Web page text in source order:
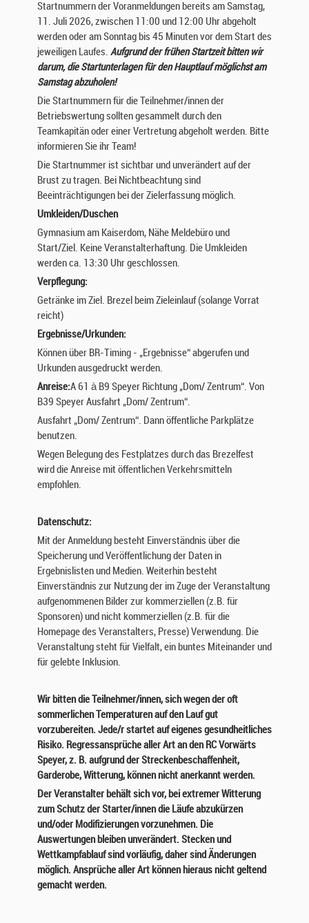
Startnummern der Voranmeldungen bereits am Samstag,
11. Juli 2026, zwischen 11:00 und 12:00 Uhr abgeholt
werden oder am Sonntag bis 45 Minuten vor dem Start des
jeweiligen Laufes. Aufgrund der frühen Startzeit bitten wir
darum, die Startunterlagen für den Hauptlauf möglichst am
Samstag abzuholen!
Die Startnummern für die Teilnehmer/innen der
Betriebswertung sollten gesammelt durch den
Teamkapitän oder einer Vertretung abgeholt werden. Bitte
informieren Sie ihr Team!
Die Startnummer ist sichtbar und unverändert auf der
Brust zu tragen. Bei Nichtbeachtung sind
Beeinträchtigungen bei der Zielerfassung möglich.
Umkleiden/Duschen
Gymnasium am Kaiserdom, Nähe Meldebüro und
Start/Ziel. Keine Veranstalterhaftung. Die Umkleiden
werden ca. 13:30 Uhr geschlossen.
Verpflegung:
Getränke im Ziel. Brezel beim Zieleinlauf (solange Vorrat
reicht)
Ergebnisse/Urkunden:
Können über BR-Timing - „Ergebnisse“ abgerufen und
Urkunden ausgedruckt werden.
Anreise:A 61 à B9 Speyer Richtung „Dom/ Zentrum“. Von
B39 Speyer Ausfahrt „Dom/ Zentrum“.
Ausfahrt „Dom/ Zentrum“. Dann öffentliche Parkplätze
benutzen.
Wegen Belegung des Festplatzes durch das Brezelfest
wird die Anreise mit öffentlichen Verkehrsmitteln
empfohlen.
Datenschutz:
Mit der Anmeldung besteht Einverständnis über die
Speicherung und Veröffentlichung der Daten in
Ergebnislisten und Medien. Weiterhin besteht
Einverständnis zur Nutzung der im Zuge der Veranstaltung
aufgenommenen Bilder zur kommerziellen (z.B. für
Sponsoren) und nicht kommerziellen (z.B. für die
Homepage des Veranstalters, Presse) Verwendung. Die
Veranstaltung steht für Vielfalt, ein buntes Miteinander und
für gelebte Inklusion.
Wir bitten die Teilnehmer/innen, sich wegen der oft
sommerlichen Temperaturen auf den Lauf gut
vorzubereiten. Jede/r startet auf eigenes gesundheitliches
Risiko. Regressansprüche aller Art an den RC Vorwärts
Speyer, z. B. aufgrund der Streckenbeschaffenheit,
Garderobe, Witterung, können nicht anerkannt werden.
Der Veranstalter behält sich vor, bei extremer Witterung
zum Schutz der Starter/innen die Läufe abzukürzen
und/oder Modifizierungen vorzunehmen. Die
Auswertungen bleiben unverändert. Stecken und
Wettkampfablauf sind vorläufig, daher sind Änderungen
möglich. Ansprüche aller Art können hieraus nicht geltend
gemacht werden.